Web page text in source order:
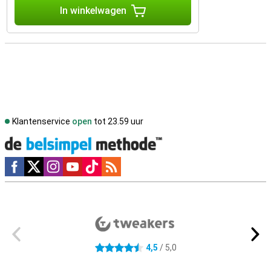
In winkelwagen
Klantenservice open tot 23.59 uur
Social media
4.5 sterren 4,5 / 5,0